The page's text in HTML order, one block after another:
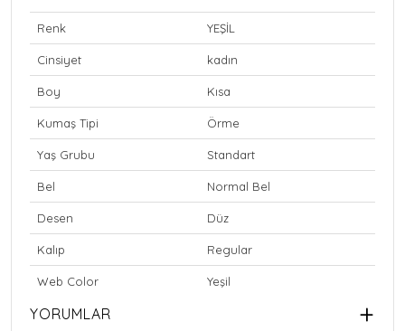
Renk YEŞİL
Cinsiyet kadın
Boy Kısa
Kumaş Tipi Örme
Yaş Grubu Standart
Bel Normal Bel
Desen Düz
Kalıp Regular
Web Color Yeşil
YORUMLAR